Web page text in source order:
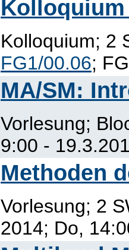
Kolloquium; 2
FG1/00.06;
MA/SM:
Vorlesung;
9:00 -
Methoden
Vorlesung; 2
2014; Do,